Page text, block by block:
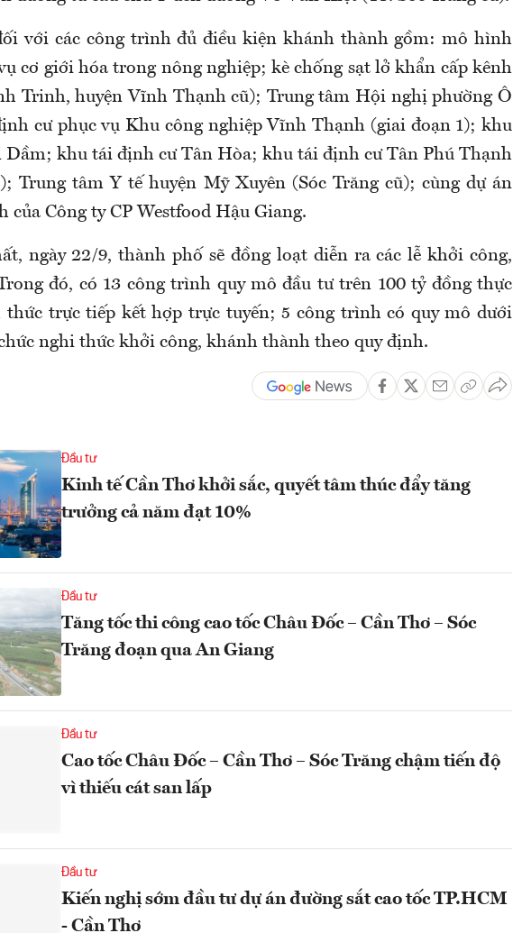
với các công trình đủ điều kiện khánh thành gồm: mô hình
cơ giới hóa trong nông nghiệp; kè chống sạt lở khẩn cấp kênh
Trinh, huyện Vĩnh Thạnh cũ); Trung tâm Hội nghị phường Ô
cư phục vụ Khu công nghiệp Vĩnh Thạnh (giai đoạn 1); khu
khu tái định cư Tân Hòa; khu tái định cư Tân Phú Thạnh
Trung tâm Y tế huyện Mỹ Xuyên (Sóc Trăng cũ); cùng dự án
của Công ty CP Westfood Hậu Giang.
ngày 22/9, thành phố sẽ đồng loạt diễn ra các lễ khởi công,
đó, có 13 công trình quy mô đầu tư trên 100 tỷ đồng thực
trực tiếp kết hợp trực tuyến; 5 công trình có quy mô dưới
nghi thức khởi công, khánh thành theo quy định.
Đầu tư
Kinh tế Cần Thơ khởi sắc, quyết tâm thúc đẩy tăng
trưởng cả năm đạt 10%
Đầu tư
Tăng tốc thi công cao tốc Châu Đốc – Cần Thơ – Sóc
Trăng đoạn qua An Giang
Đầu tư
Cao tốc Châu Đốc – Cần Thơ – Sóc Trăng chậm tiến độ
vì thiếu cát san lấp
Đầu tư
Kiến nghị sớm đầu tư dự án đường sắt cao tốc TP.HCM
- Cần Thơ